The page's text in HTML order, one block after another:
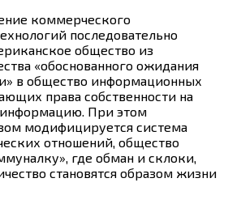
коммерческого
последовательно
общество из
«обоснованного ожидания
в общество информационных
права собственности на
При этом
модифицируется система
отношений, общество
где обман и склоки,
становятся образом жизни